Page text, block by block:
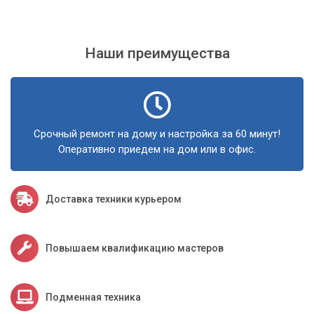
Наши преимущества
Срочный ремонт на дому и настройка за 60 минут!
Оперативно приедем на дом или в офис.
Доставка техники курьером
Повышаем квалификацию мастеров
Подменная техника